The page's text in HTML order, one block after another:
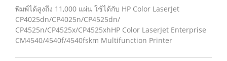
พิมพ์ได้สูงถึง 11,000 แผ่น ใช้ได้กับ HP Color LaserJet
CP4025dn/CP4025n/CP4525dn/
CP4525n/CP4525x/CP4525xhHP Color LaserJet Enterprise
CM4540/4540f/4540fskm Multifunction Printer